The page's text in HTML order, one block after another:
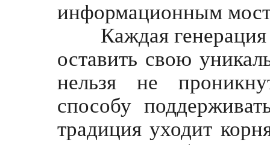
информационным
Каждая генерация
оставить свою
нельзя не
способу
традиция уходит